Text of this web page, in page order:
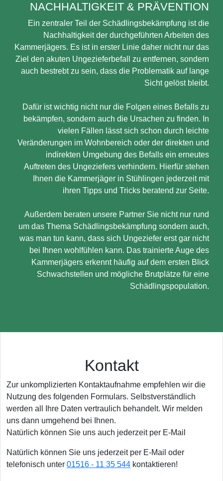
NACHHALTIGKEIT & PRÄVENTION
Ein zentraler Teil der Schädlingsbekämpfung ist die
Nachhaltigkeit der durchgeführten Arbeiten des
Kammerjägers. Es ist in erster Linie daher nicht nur das
Ziel den akuten Ungezieferbefall zu entfernen, sondern
auch bestrebt zu sein, dass die Problematik auf lange
Sicht gelöst bleibt.
Dafür ist wichtig nicht nur die Folgen eines Befalls zu
bekämpfen, sondern auch die Ursachen zu finden. In
vielen Fällen lässt sich schon durch leichte
Veränderungen im Wohnbereich oder der direkten und
indirekten Umgebung des Befalls ein erneutes
Auftreten des Ungeziefers verhindern. Hierfür stehen
Ihnen die Kammerjäger in Stühlingen jederzeit mit
ihren Tipps und Tricks beratend zur Seite.
Außerdem beraten unsere Partner Sie nicht nur rund
um das Thema Schädlingsbekämpfung sondern auch,
was man tun kann, dass sich Ungeziefer erst gar nicht
bei Ihnen wohlfühlen kann. Das trainierte Auge des
Kammerjägers erkennt häufig auf dem ersten Blick
Schwachstellen und mögliche Brutplätze für eine
Schädlingspopulation.
Kontakt
Zur unkomplizierten Kontaktaufnahme empfehlen wir die
Nutzung des folgenden Formulars. Selbstverständlich
werden all Ihre Daten vertraulich behandelt. Wir melden
uns dann umgehend bei Ihnen.
Natürlich können Sie uns auch jederzeit per E-Mail
Natürlich können Sie uns jederzeit per E-Mail oder
telefonisch unter 01516 - 11 35 544 kontaktieren!